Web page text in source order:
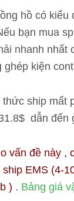
hồ có
bạn mua
nhanh
ghép kiện
ship mất
dẫn đến
vấn đề này ,
EMS (4-
) . Bảng giá